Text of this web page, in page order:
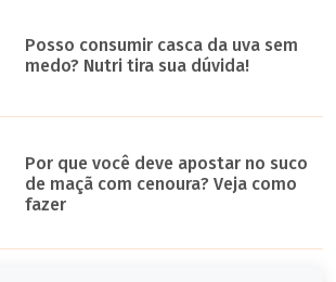
Posso consumir casca da uva sem
medo? Nutri tira sua dúvida!
Por que você deve apostar no suco
de maçã com cenoura? Veja como
fazer